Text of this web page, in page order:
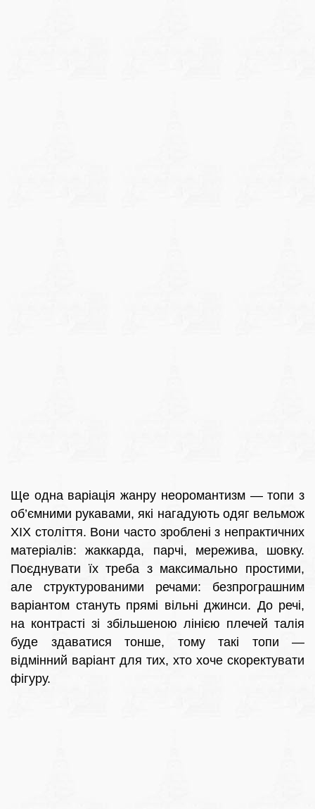
Ще одна варіація жанру неоромантизм — топи з
об’ємними рукавами, які нагадують одяг вельмож
XIX століття. Вони часто зроблені з непрактичних
матеріалів: жаккарда, парчі, мережива, шовку.
Поєднувати їх треба з максимально простими,
але структурованими речами: безпрограшним
варіантом стануть прямі вільні джинси. До речі,
на контрасті зі збільшеною лінією плечей талія
буде здаватися тонше, тому такі топи —
відмінний варіант для тих, хто хоче скоректувати
фігуру.